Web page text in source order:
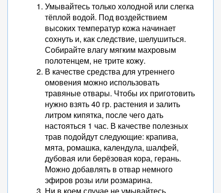
Умывайтесь только холодной или слегка
тёплой водой. Под воздействием
высоких температур кожа начинает
сохнуть и, как следствие, шелушиться.
Собирайте влагу мягким махровым
полотенцем, не трите кожу.
В качестве средства для утреннего
омовения можно использовать
травяные отвары. Чтобы их приготовить
нужно взять 40 гр. растения и залить
литром кипятка, после чего дать
настояться 1 час. В качестве полезных
трав подойдут следующие: крапива,
мята, ромашка, календула, шалфей,
дубовая или берёзовая кора, герань.
Можно добавлять в отвар немного
эфиров розы или розмарина.